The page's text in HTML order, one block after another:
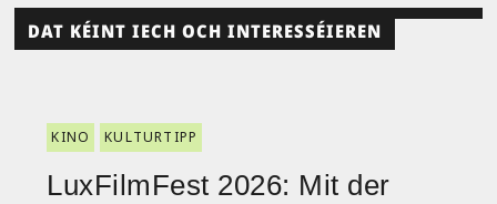
DAT KÉINT IECH OCH INTERESSÉIEREN
KINO KULTURTIPP
LuxFilmFest 2026: Mit der